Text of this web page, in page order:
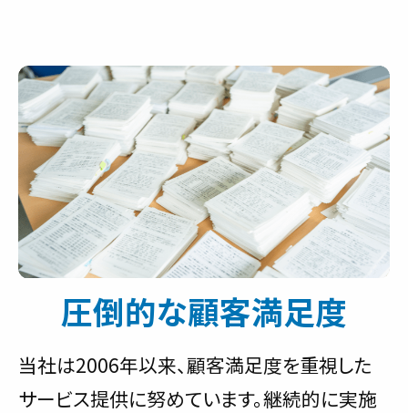
圧倒的な顧客満足度
当社は2006年以来、顧客満足度を重視した
サービス提供に努めています。継続的に実施